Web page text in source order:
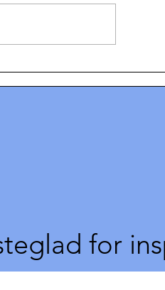
bekostning af
for